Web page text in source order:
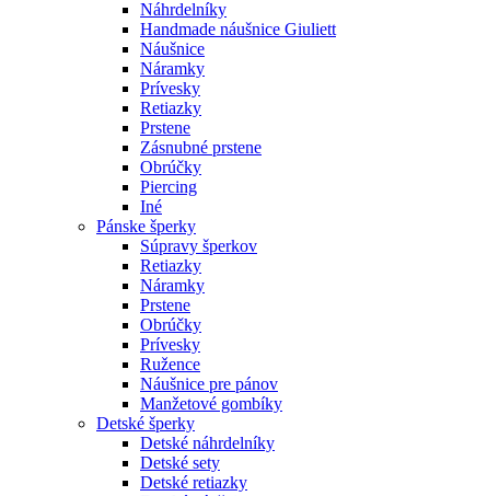
Náhrdelníky
Handmade náušnice Giuliett
Náušnice
Náramky
Prívesky
Retiazky
Prstene
Zásnubné prstene
Obrúčky
Piercing
Iné
Pánske šperky
Súpravy šperkov
Retiazky
Náramky
Prstene
Obrúčky
Prívesky
Ružence
Náušnice pre pánov
Manžetové gombíky
Detské šperky
Detské náhrdelníky
Detské sety
Detské retiazky